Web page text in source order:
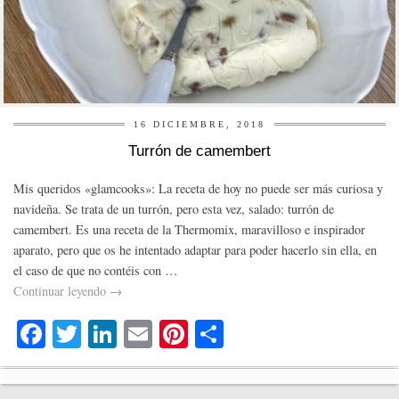
16 DICIEMBRE, 2018
Turrón de camembert
Mis queridos «glamcooks»: La receta de hoy no puede ser más curiosa y
navideña. Se trata de un turrón, pero esta vez, salado: turrón de
camembert. Es una receta de la Thermomix, maravilloso e inspirador
aparato, pero que os he intentado adaptar para poder hacerlo sin ella, en
el caso de que no contéis con …
Continuar leyendo →
Fa
ce
bo
T
wi
tte
Li
nk
ed
E
m
ail
Pi
nt
er
o
m